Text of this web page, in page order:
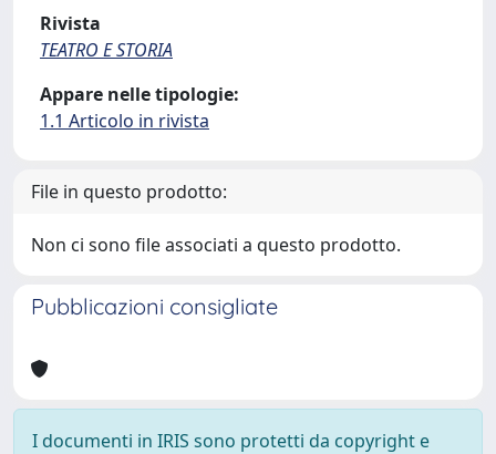
Rivista
TEATRO E STORIA
Appare nelle tipologie:
1.1 Articolo in rivista
File in questo prodotto:
Non ci sono file associati a questo prodotto.
Pubblicazioni consigliate
I documenti in IRIS sono protetti da copyright e